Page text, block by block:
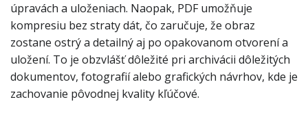
úpravách a uloženiach. Naopak, PDF umožňuje
kompresiu bez straty dát, čo zaručuje, že obraz
zostane ostrý a detailný aj po opakovanom otvorení a
uložení. To je obzvlášť dôležité pri archivácii dôležitých
dokumentov, fotografií alebo grafických návrhov, kde je
zachovanie pôvodnej kvality kľúčové.